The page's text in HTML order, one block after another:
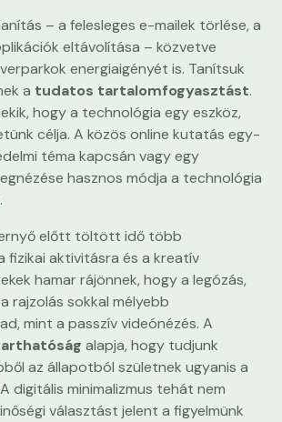
– a felesleges e-mailek törlése, a
eltávolítása – közvetve
energiaigényét is. Tanítsuk
a tudatos tartalomfogyasztást.
hogy a technológia egy eszköz,
célja. A közös online kutatás egy-
téma kapcsán vagy egy
hasznos módja a technológia
előtt töltött idő több
fizikai aktivitásra és a kreatív
hamar rájönnek, hogy a legózás,
rajzolás sokkal mélyebb
mint a passzív videónézés. A
alapja, hogy tudjunk
az állapotból születnek ugyanis a
digitális minimalizmus tehát nem
választást jelent a figyelmünk